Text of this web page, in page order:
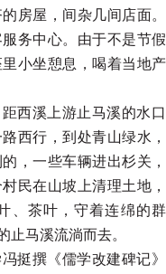
房屋，间杂几间店面。
务中心。由于不是节假
小坐憩息，喝着当地产
西溪上游止马溪的水口
西行，到处青山绿水，
，一些车辆进出杉关，
民在山坡上清理土地，
、茶叶，守着连绵的群
止马溪流淌而去。
挺撰《儒学改建碑记》